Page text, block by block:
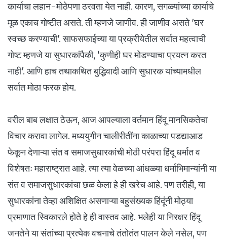
कार्याचा लहान-मोठेपणा ठरवता येत नाही. कारण, सगळ्यांच्या कार्याचे
मूळ एकाच गोष्टीत असते. ती म्हणजे जाणीव. ही जाणीव असते 'घर
स्वच्छ करण्याची'. साफसफाईच्या या प्रक्रीयेतील सर्वात महत्वाची
गोष्ट म्हणजे या सुधारकांपैकी, ‘कुणीही घर मोडण्याचा प्रयत्न करत
नाही'. आणि हाच तथाकथित बुद्धिवादी आणि सुधारक यांच्यामधील
सर्वात मोठा फरक होय.
वरील बाब लक्षात ठेऊन, आज आपल्याला वर्तमान हिंदू मानसिकतेचा
विचार करावा लागेल. मध्ययुगीन चालीरीतींना काळाच्या पडद्याआड
फेकून देणाऱ्या संत व समाजसुधारकांची मोठी परंपरा हिंदू धर्मात व
विशेषतः महाराष्ट्रात आहे. त्या त्या वेळच्या आंधळ्या धर्माभिमान्यांनी या
संत व समाजसुधारकांचा छळ केला हे ही खरेच आहे. पण तरीही, या
सुधारकांना तेव्हा अशिक्षित असणाऱ्या बहुसंख्यक हिंदूंनी मोठ्या
प्रमाणात स्विकारले होते हे ही वास्तव आहे. भलेही या निरक्षर हिंदू
जनतेने या संतांच्या प्रत्येक वचनाचे तंतोतंत पालन केले नसेल, पण